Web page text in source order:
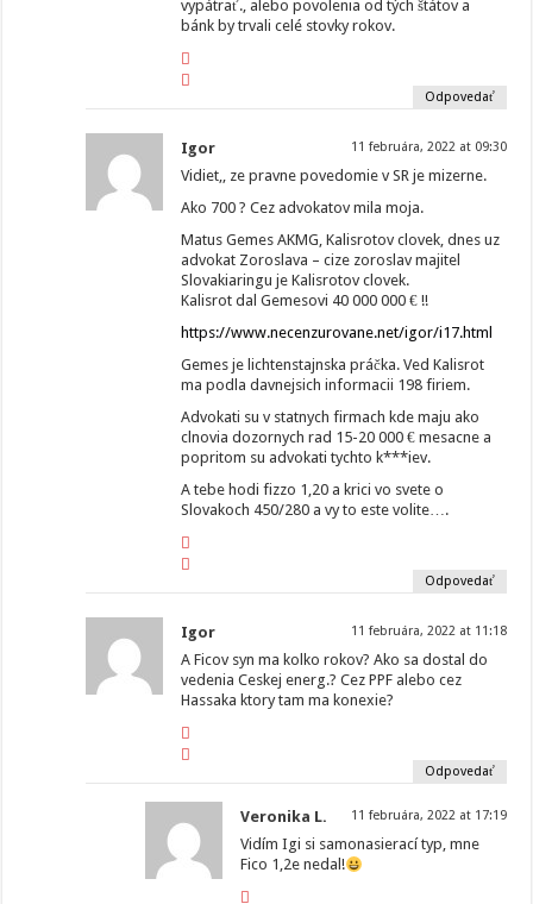
vypátrať., alebo povolenia od tých štátov a
bánk by trvali celé stovky rokov.
Odpovedať
Igor 11 februára, 2022 at 09:30
Vidiet,, ze pravne povedomie v SR je mizerne.
Ako 700 ? Cez advokatov mila moja.
Matus Gemes AKMG, Kalisrotov clovek, dnes uz
advokat Zoroslava – cize zoroslav majitel
Slovakiaringu je Kalisrotov clovek.
Kalisrot dal Gemesovi 40 000 000 € !!
https://www.necenzurovane.net/igor/i17.html
Gemes je lichtenstajnska práčka. Ved Kalisrot
ma podla davnejsich informacii 198 firiem.
Advokati su v statnych firmach kde maju ako
clnovia dozornych rad 15-20 000 € mesacne a
popritom su advokati tychto k***iev.
A tebe hodi fizzo 1,20 a krici vo svete o
Slovakoch 450/280 a vy to este volite….
Odpovedať
Igor 11 februára, 2022 at 11:18
A Ficov syn ma kolko rokov? Ako sa dostal do
vedenia Ceskej energ.? Cez PPF alebo cez
Hassaka ktory tam ma konexie?
Odpovedať
Veronika L. 11 februára, 2022 at 17:19
Vidím Igi si samonasierací typ, mne
Fico 1,2e nedal!